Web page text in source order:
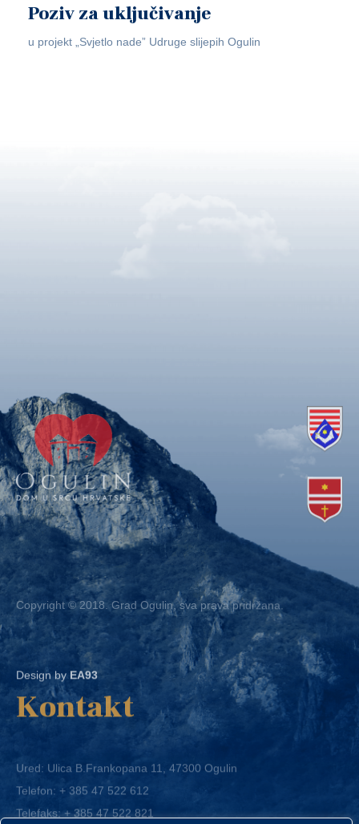
Poziv za uključivanje
u projekt „Svjetlo nade” Udruge slijepih Ogulin
Copyright © 2018. Grad Ogulin, sva prava pridržana.
Design by EA93
Kontakt
Telefon:+ 385 47 522 612
Telefaks:+ 385 47 522 821
E-mail:grad-ogulin@ogulin.hr